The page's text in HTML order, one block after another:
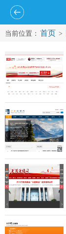
当前位置： 首页 >